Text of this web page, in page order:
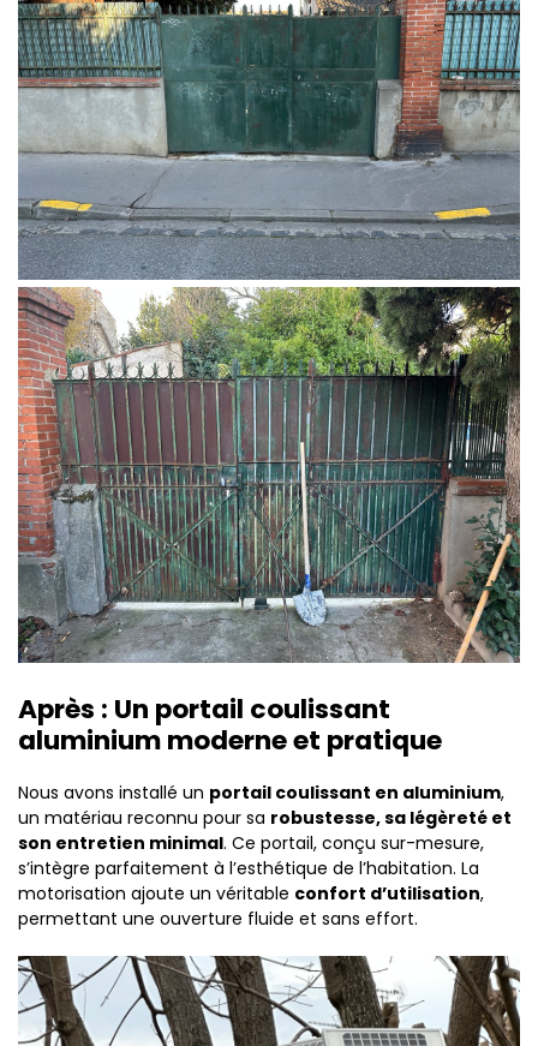
Après : Un portail coulissant
aluminium moderne et pratique
Nous avons installé un portail coulissant en aluminium,
un matériau reconnu pour sa robustesse, sa légèreté et
son entretien minimal. Ce portail, conçu sur-mesure,
s’intègre parfaitement à l’esthétique de l’habitation. La
motorisation ajoute un véritable confort d’utilisation,
permettant une ouverture fluide et sans effort.